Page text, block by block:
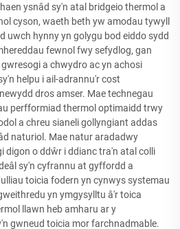
ysnâd sy'n atal bridgeio thermol a
cyson, waeth beth yw amodau tywyll
uwch hynny yn golygu bod eiddo sydd
fewnol fwy sefydlog, gan
a chwydro ac yn achosi
helpu i ail-adrannu'r cost
dros amser. Mae technegau
perfformiad thermol optimaidd trwy
a chreu sianeli gollyngiant addas
naturiol. Mae natur aradadwy
digon o ddŵr i ddianc tra'n atal colli
sy'n cyfrannu at gyffordd a
toicia fodern yn cynwys systemau
yn ymgysylltu â'r toica
llawn heb amharu ar y
gwneud toicia mor farchnadmable.